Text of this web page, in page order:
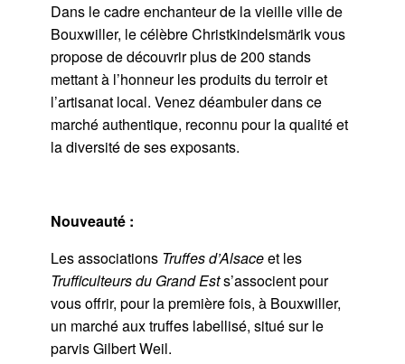
Dans le cadre enchanteur de la vieille ville de
Bouxwiller, le célèbre Christkindelsmärik vous
propose de découvrir plus de 200 stands
mettant à l’honneur les produits du terroir et
l’artisanat local. Venez déambuler dans ce
marché authentique, reconnu pour la qualité et
la diversité de ses exposants.
Nouveauté :
Les associations Truffes d’Alsaceet les
Trufficulteurs du Grand Ests’associent pour
vous offrir, pour la première fois, à Bouxwiller,
un marché aux truffes labellisé, situé sur le
parvis Gilbert Weil.